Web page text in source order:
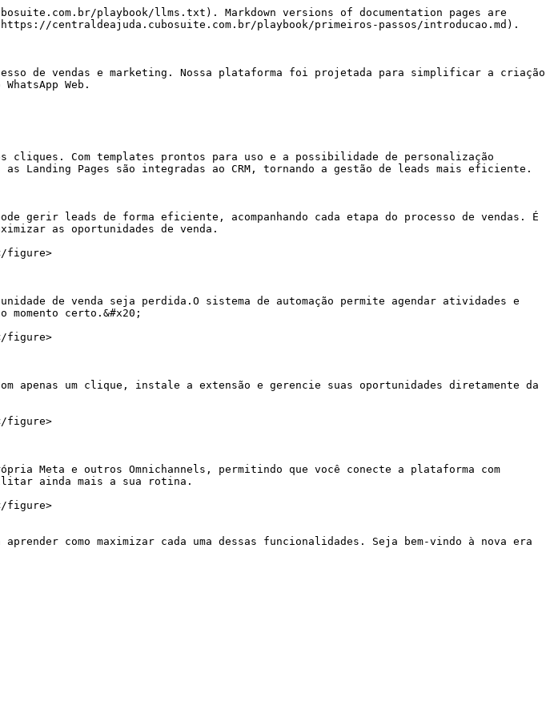
playbook/llms.txt). Markdown versions of documentation pages are
centraldeajuda.cubosuite.com.br/playbook/primeiros-passos/introducao.md).
de vendas e marketing. Nossa plataforma foi projetada para simplificar a criação
Web.
cliques. Com templates prontos para uso e a possibilidade de personalização
Pages são integradas ao CRM, tornando a gestão de leads mais eficiente.
gerir leads de forma eficiente, acompanhando cada etapa do processo de vendas. É
as oportunidades de venda.
figure>
de venda seja perdida.O sistema de automação permite agendar atividades e
certo.&#x20;
figure>
apenas um clique, instale a extensão e gerencie suas oportunidades diretamente da
figure>
Meta e outros Omnichannels, permitindo que você conecte a plataforma com
ainda mais a sua rotina.
figure>
como maximizar cada uma dessas funcionalidades. Seja bem-vindo à nova era